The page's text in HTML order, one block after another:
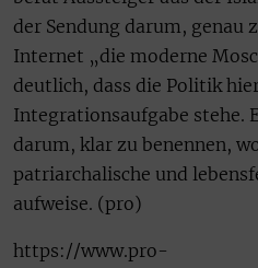
der Sendung darum, genau
Internet „die moderne
deutlich, dass die Politik
Integrationsaufgabe stehe.
darum, klar zu benennen,
patriarchalische und
aufweise. (pro)
https://www.pro-